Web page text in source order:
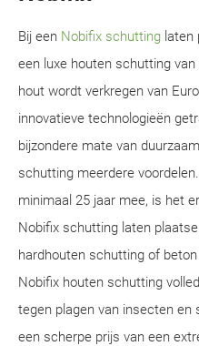
Bij een Nobifix schutting laten
een luxe houten schutting
hout wordt verkregen van
innovatieve technologieën
bijzondere mate van
schutting meerdere
minimaal 25 jaar mee, is het
Nobifix schutting laten
hardhouten schutting of
Nobifix houten schutting
tegen plagen van insecten
een scherpe prijs van een